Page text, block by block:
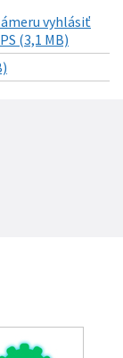
vyhlásiť
(3,1 MB)